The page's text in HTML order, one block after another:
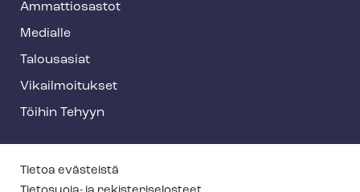
Ammattiosastot
Medialle
Talousasiat
Vi­kail­moi­tuk­set
Töihin Tehyyn
T
Tietoa evästeistä